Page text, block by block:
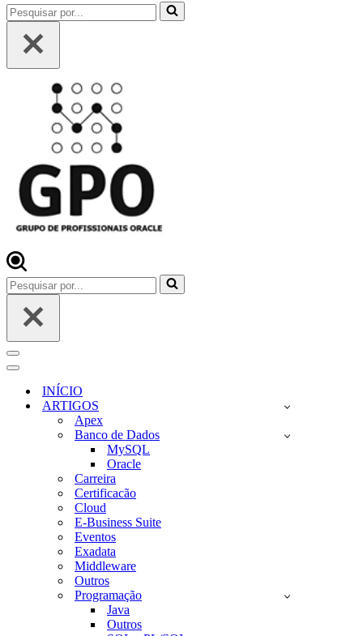
Pesquisar
por...
Pesquisar
por...
Menu
de
navegação
Menu
navegaçãoINÍCIO
ARTIGOS
Apex
Banco de Dados
MySQL
Oracle
Carreira
Certificacão
Cloud
E-Business Suite
Eventos
Exadata
Middleware
Outros
Programação
Java
Outros